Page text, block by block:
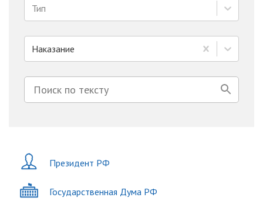
Тип
Наказание
Президент РФ
Государственная Дума РФ